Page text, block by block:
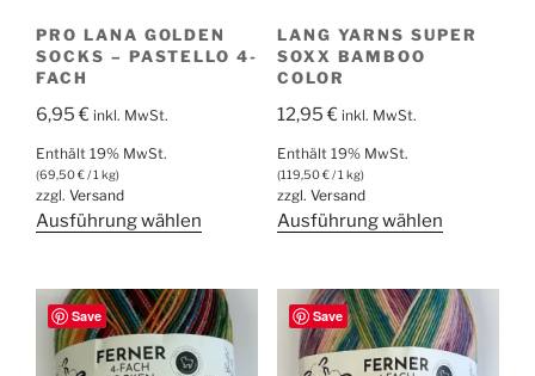
gewählt
gewählt
PRO LANA GOLDEN
SOCKS – PASTELLO 4-
FACH
6,95€ inkl. MwSt.
Enthält 19% MwSt.
(69,50€/ 1 kg)
zzgl. Versand
Ausführung wählen
mehrere
Varianten
auf.
LANG YARNS SUPER
SOXX BAMBOO
COLOR
12,95€ inkl. MwSt.
Enthält 19% MwSt.
(119,50€/ 1 kg)
zzgl. Versand
Ausführung wählenDieses
mehrere
Varianten
auf.
Save Save